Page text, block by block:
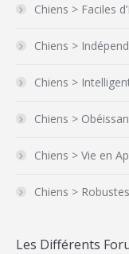
Chiens > Faciles
Chiens >
Chiens >
Chiens >
Chiens > Vie en
Chiens >
Les Différents